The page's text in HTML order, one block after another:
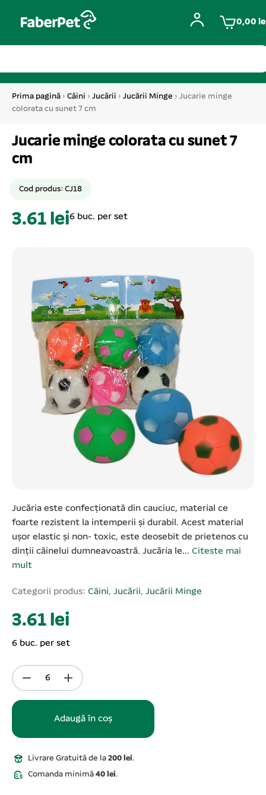
0,00
Prima pagină › Câini › Jucării › Jucării Minge › Jucarie minge
colorata cu sunet 7 cm
Jucarie minge colorata cu sunet 7
cm
Cod produs: CJ18
3.61 lei6 buc. per set
Jucăria este confecționată din cauciuc, material ce
foarte rezistent la intemperii şi durabil. Acest material
ușor elastic şi non- toxic, este deosebit de prietenos cu
dinții câinelui dumneavoastră. Jucăria le... Citeste mai
mult
Categorii produs: Câini, Jucării, Jucării Minge
3.61 lei
6 buc. per set
Adaugă în coș
Livrare Gratuită de la 200 lei.
Comanda minimă 40 lei.